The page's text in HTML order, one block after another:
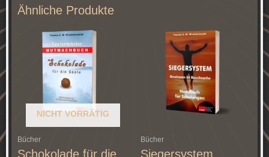
Ähnliche Produkte
NICHT VORRÄTIG
Bücher
Schokolade für die
Bücher
Siegersystem
€ 39,99
bis
€ 49,99
Varianten